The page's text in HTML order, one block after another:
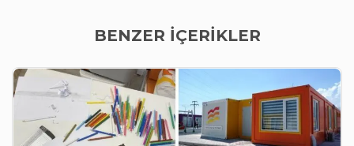
BENZER İÇERİKLER